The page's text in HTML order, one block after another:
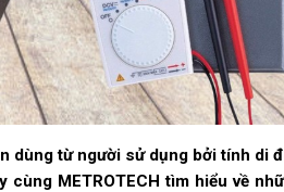
dùng từ người sử dụng bởi tính di
METROTECH tìm hiểu về